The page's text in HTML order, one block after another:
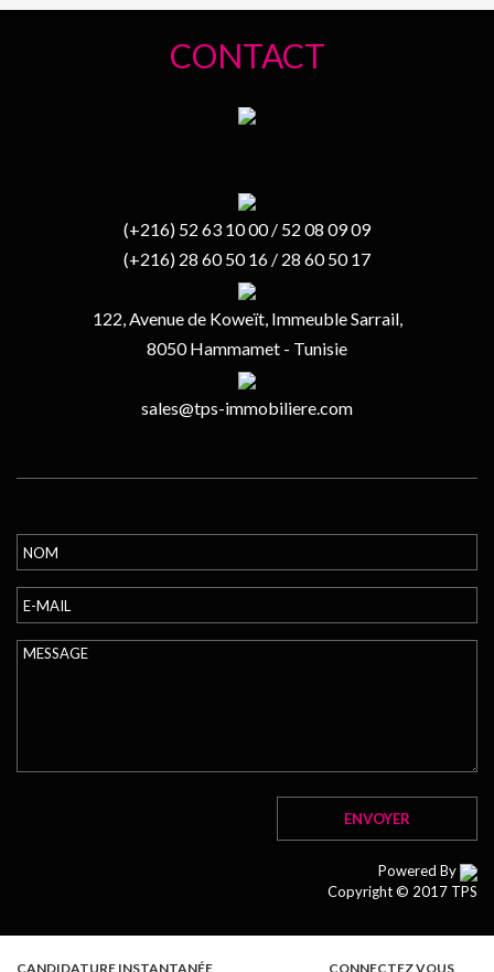
CONTACT
(+216) 52 63 10 00 / 52 08 09 09
(+216) 28 60 50 16 / 28 60 50 17
122, Avenue de Koweït, Immeuble Sarrail,
8050 Hammamet - Tunisie
sales@tps-immobiliere.com
Powered By
Copyright © 2017 TPS
CANDIDATURE INSTANTANÉE CONNECTEZ VOUS